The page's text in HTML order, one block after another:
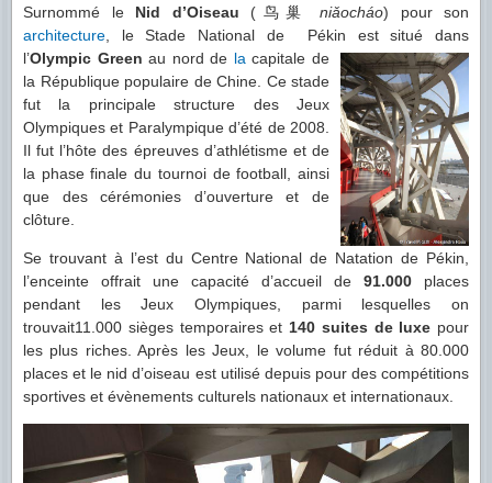
Surnommé le Nid d’Oiseau (鸟巢 niǎocháo) pour son
architecture, le Stade National de Pékin est situé dans
l’Olympic Green au nord de lacapitalede
la République populaire de Chine. Ce stade
fut la principale structure des Jeux
Olympiques et Paralympique d’été de 2008.
Il fut l’hôte des épreuves d’athlétisme et de
la phase finale du tournoi de football, ainsi
que des cérémonies d’ouverture et de
clôture.
Se trouvant à l’est du Centre National de Natation de Pékin,
l’enceinte offrait une capacité d’accueil de 91.000 places
pendant les Jeux Olympiques, parmi lesquelles on
trouvait11.000 sièges temporaires et 140 suites de luxe pour
les plus riches. Après les Jeux, le volume fut réduit à 80.000
places et le nid d’oiseau est utilisé depuis pour des compétitions
sportives et évènements culturels nationaux et internationaux.